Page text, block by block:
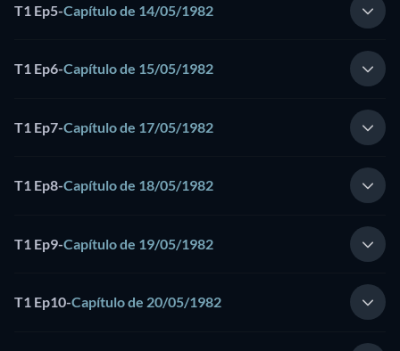
T1 Ep5-Capítulo de 14/05/1982
T1 Ep6-Capítulo de 15/05/1982
T1 Ep7-Capítulo de 17/05/1982
T1 Ep8-Capítulo de 18/05/1982
T1 Ep9-Capítulo de 19/05/1982
T1 Ep10-Capítulo de 20/05/1982